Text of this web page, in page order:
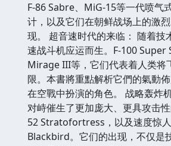
F-86 Sabre、MiG-15等一代喷气
计，以及它们在朝鲜战场上的激
现。 超音速时代的来临： 随着技
速战斗机应运而生。F-100 Super
Mirage III等，它们代表着人类将
限。本書將重點解析它們的氣動
在空戰中扮演的角色。 战略轰炸
对峙催生了更加庞大、更具攻击
52 Stratofortress，以及速度惊人
Blackbird。它们的出现，不仅是